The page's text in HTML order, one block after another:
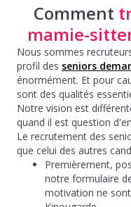
Comment
mamie-
Nous sommes
profil des seniors
énormément. Et pour
sont des qualités
Notre vision est
quand il est question
Le recrutement des
que celui des autres
Premièrement,
notre formulaire
motivation ne